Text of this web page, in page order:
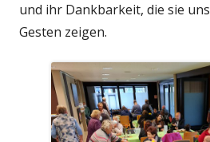
und ihr Dankbarkeit, die sie
Gesten zeigen.